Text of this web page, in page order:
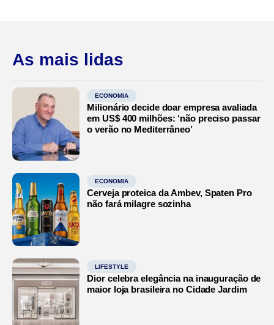
As mais lidas
ECONOMIA
Milionário decide doar empresa avaliada
em US$ 400 milhões: ‘não preciso passar
o verão no Mediterrâneo’
ECONOMIA
Cerveja proteica da Ambev, Spaten Pro
não fará milagre sozinha
LIFESTYLE
Dior celebra elegância na inauguração de
maior loja brasileira no Cidade Jardim